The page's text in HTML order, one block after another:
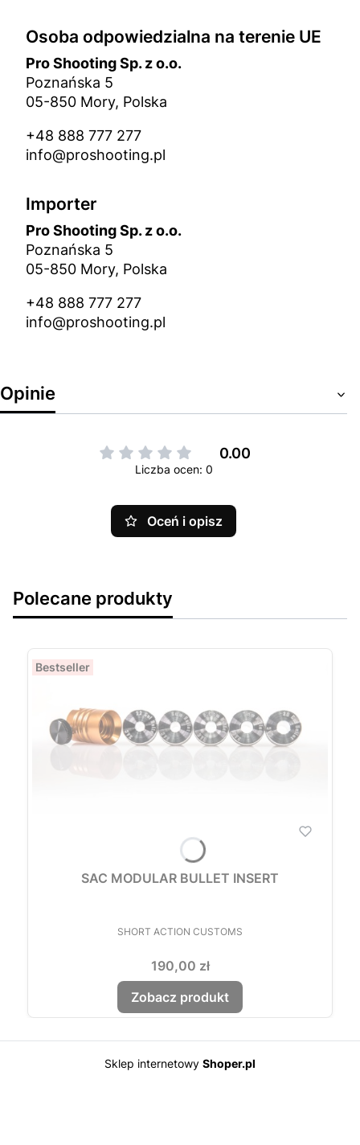
Osoba odpowiedzialna na terenie UE
Pro Shooting Sp. z o.o.
Poznańska 5
05-850 Mory, Polska
+48 888 777 277
info@proshooting.pl
Importer
Pro Shooting Sp. z o.o.
Poznańska 5
05-850 Mory, Polska
+48 888 777 277
info@proshooting.pl
Opinie
0.00
Liczba ocen: 0
Oceń i opisz
Polecane produkty
Bestseller
SAC MODULAR BULLET INSERT
PRODUCENT
SHORT ACTION CUSTOMS
Cena
190,00 zł
Zobacz produkt
Sklep internetowy Shoper.pl